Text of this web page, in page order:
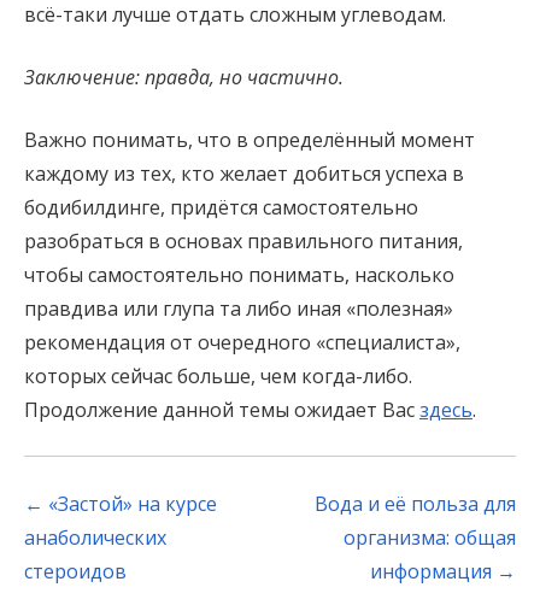
всё-таки лучше отдать сложным углеводам.
Заключение: правда, но частично.
Важно понимать, что в определённый момент
каждому из тех, кто желает добиться успеха в
бодибилдинге, придётся самостоятельно
разобраться в основах правильного питания,
чтобы самостоятельно понимать, насколько
правдива или глупа та либо иная «полезная»
рекомендация от очередного «специалиста»,
которых сейчас больше, чем когда-либо.
Продолжение данной темы ожидает Васздесь.
Post
navigation
← «Застой» на курсе
анаболических
стероидов
Вода и её польза для
организма: общая
информация →